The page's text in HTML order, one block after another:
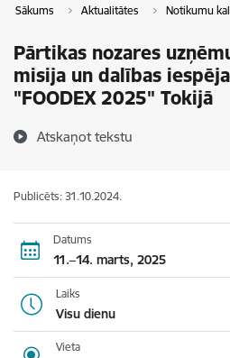
Sākums Aktualitātes Notikumu
Pārtikas nozares
misija un dalības
"FOODEX 2025" Tokijā
Atskaņot tekstu
Publicēts: 31.10.2024.
Datums
11.–14. marts, 2025
Laiks
Visu dienu
Vieta